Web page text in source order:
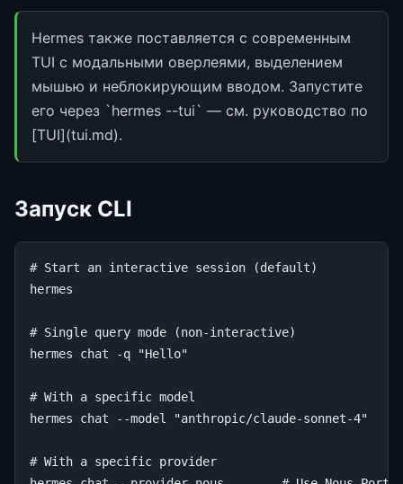
Hermes также поставляется с современным
TUI с модальными оверлеями, выделением
мышью и неблокирующим вводом. Запустите
его через `hermes --tui` — см. руководство по
[TUI](tui.md).
Запуск CLI
# Start an interactive session (default)
hermes
# Single query mode (non-interactive)
hermes
chat -q "Hello"
# With a specific model
hermes
chat --model "anthropic/claude-sonnet-4"
# With a specific provider